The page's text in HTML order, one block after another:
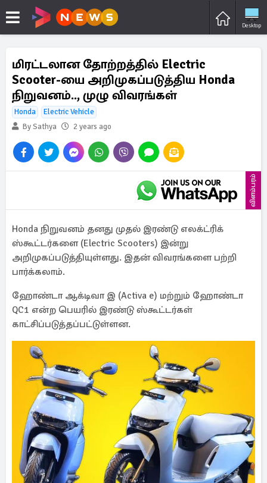
Desktop
மிரட்டலான தோற்றத்தில் Electric
Scooter-யை அறிமுகப்படுத்திய Honda
நிறுவனம்.., முழு விவரங்கள்
Honda
Electric Vehicle
By Sathya
2 years ago
விளம்பரம்
Honda நிறுவனம் தனது முதல் இரண்டு எலக்ட்ரிக்
ஸ்கூட்டர்களை (Electric Scooters) இன்று
அறிமுகப்படுத்தியுள்ளது. இதன் விவரங்களை பற்றி
பார்க்கலாம்.
ஹோண்டா ஆக்டிவா இ (Activa e) மற்றும் ஹோண்டா
QC1 என்ற பெயரில் இரண்டு ஸ்கூட்டர்கள்
காட்சிப்படுத்தப்பட்டுள்ளன.